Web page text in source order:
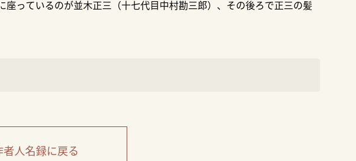
っているのが並木正三（十七代目中村勘三郎）、その後ろで正三の髪
者人名録に戻る